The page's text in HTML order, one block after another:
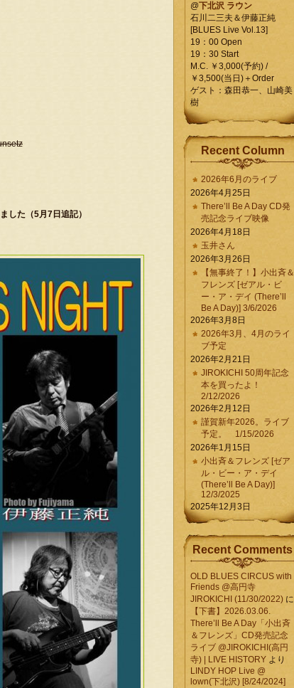
した（5月7日追記）
@下北沢 ラウン
石川二三夫＆伊藤正純
[BLUES Live Vol.13]
19：00 Open
19：30 Start
M.C. ￥3,000(予約) /
￥3,500(当日)＋Order
ゲスト：森田恭一、山崎美
樹
Recent Column
2026年6月のライブ
2026年4月25日
There’ll Be A Day CD発
売記念ライブ映像
2026年4月18日
玉井さん
2026年3月26日
【無事終了！】小出斉＆
フレンズ [ゼアル・ビ
ー・ア・デイ (There’ll
Be A Day)] 3/6/2026
2026年3月8日
2026年3月、4月のライ
ブ予定
2026年2月21日
JIROKICHI 50周年記念
本を買ったよ！
2/12/2026
2026年2月12日
謹賀新年2026。ライブ
予定。 1/15/2026
2026年1月15日
小出斉＆フレンズ [ゼア
ル・ビー・ア・デイ
(There’ll Be A Day)]
12/3/2025
2025年12月3日
Recent Comments
OLD BLUES CIRCUS with
Friends @高円寺
JIROKICHI (11/30/2022) に
【下書】2026.03.06.
There’ll Be A Day「小出斉
＆フレンズ」CD発売記念
ライブ @JIROKICHI(高円
寺) | LIVE HISTORY より
LINDY HOP Live @
lown(下北沢) [8/24/2024]